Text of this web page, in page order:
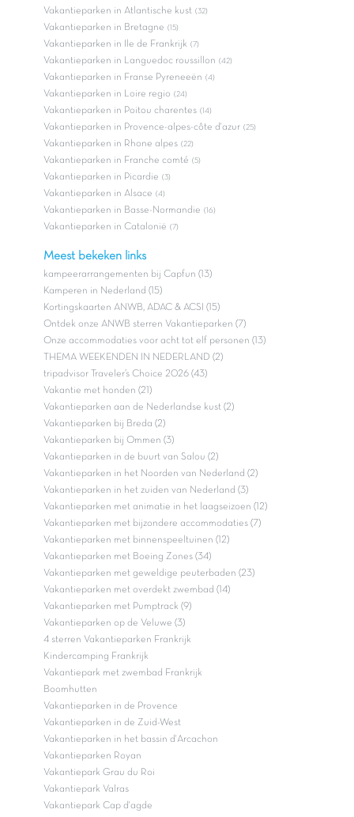
Vakantieparken in Atlantische kust (32)
Vakantieparken in Bretagne (15)
Vakantieparken in Ile de Frankrijk (7)
Vakantieparken in Languedoc roussillon (42)
Vakantieparken in Franse Pyreneeën (4)
Vakantieparken in Loire regio (24)
Vakantieparken in Poitou charentes (14)
Vakantieparken in Provence-alpes-côte d'azur (25)
Vakantieparken in Rhone alpes (22)
Vakantieparken in Franche comté (5)
Vakantieparken in Picardie (3)
Vakantieparken in Alsace (4)
Vakantieparken in Basse-Normandie (16)
Vakantieparken in Catalonië (7)
Meest bekeken links
kampeerarrangementen bij Capfun (13)
Kamperen in Nederland (15)
Kortingskaarten ANWB, ADAC & ACSI (15)
Ontdek onze ANWB sterren Vakantieparken (7)
Onze accommodaties voor acht tot elf personen (13)
THEMA WEEKENDEN IN NEDERLAND (2)
tripadvisor Traveler’s Choice 2026 (43)
Vakantie met honden (21)
Vakantieparken aan de Nederlandse kust (2)
Vakantieparken bij Breda (2)
Vakantieparken bij Ommen (3)
Vakantieparken in de buurt van Salou (2)
Vakantieparken in het Noorden van Nederland (2)
Vakantieparken in het zuiden van Nederland (3)
Vakantieparken met animatie in het laagseizoen (12)
Vakantieparken met bijzondere accommodaties (7)
Vakantieparken met binnenspeeltuinen (12)
Vakantieparken met Boeing Zones (34)
Vakantieparken met geweldige peuterbaden (23)
Vakantieparken met overdekt zwembad (14)
Vakantieparken met Pumptrack (9)
Vakantieparken op de Veluwe (3)
4 sterren Vakantieparken Frankrijk
Kindercamping Frankrijk
Vakantiepark met zwembad Frankrijk
Boomhutten
Vakantieparken in de Provence
Vakantieparken in de Zuid-West
Vakantieparken in het bassin d'Arcachon
Vakantieparken Royan
Vakantiepark Grau du Roi
Vakantiepark Valras
Vakantiepark Cap d'agde